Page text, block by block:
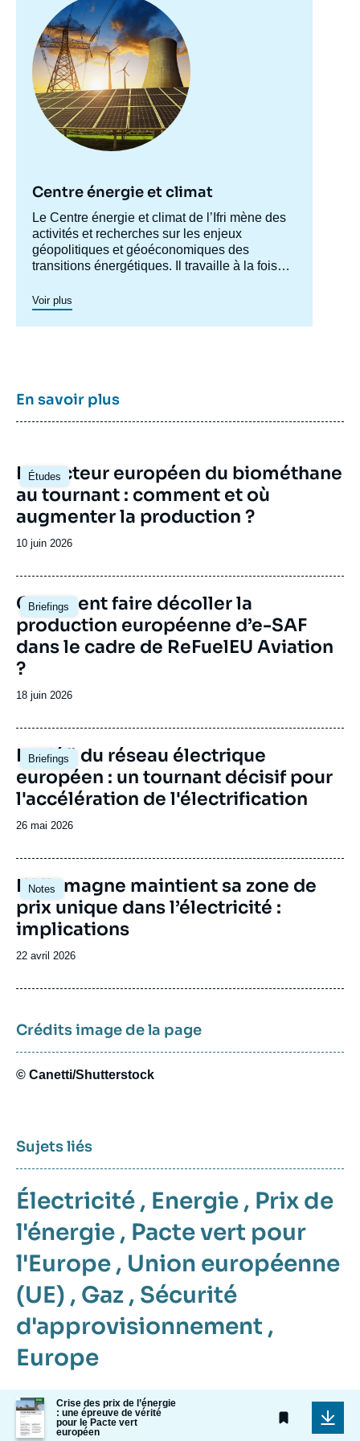
principale
Centre énergie et climat
Accroche
centre
Le Centre énergie et climat de l’Ifri mène des
activités et recherches sur les enjeux
géopolitiques et géoéconomiques des
transitions énergétiques. Il travaille à la fois
compétitivité, de maîtrise des chaînes de
valeur, et d'acceptabilité. Spécialisé dans
l’étude des politiques européennes de
énergétiques et climatiques des grandes
puissances comme les Etats-Unis, la Chine
ou l’Inde. Il offre une expertise reconnue,
notamment.
Voir plus
En savoir plus
Études
Image
principale
Le secteur européen du biométhane
au tournant : comment et où
augmenter la production ?
Date
publication
10 juin 2026
Briefings
Image
principale
Comment faire décoller la
production européenne d’e-SAF
dans le cadre de ReFuelEU Aviation
?
Date
publication
18 juin 2026
Briefings
Image
principale
Le défi du réseau électrique
européen : un tournant décisif pour
l'accélération de l'électrification
Date
publication
26 mai 2026
Notes
Image
principale
L’Allemagne maintient sa zone de
prix unique dans l’électricité :
implications
Date
publication
22 avril 2026
Crédits image de la page
© Canetti/Shutterstock
Sujets liés
Électricité , Energie , Prix de
l'énergie , Pacte vert pour
l'Europe , Union européenne
(UE) , Gaz , Sécurité
d'approvisionnement ,
Europe
Image
de
couverture
Crise des prix de l’énergie
: une épreuve de vérité
pour le Pacte vert
européen